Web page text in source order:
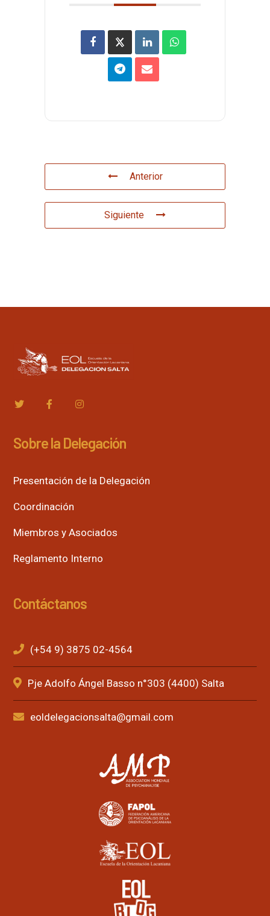
Anterior
Siguiente
Sobre la Delegación
Presentación de la Delegación
Coordinación
Miembros y Asociados
Reglamento Interno
Contáctanos
(+54 9) 3875 02-4564
Pje Adolfo Ángel Basso n°303 (4400) Salta
eoldelegacionsalta@gmail.com